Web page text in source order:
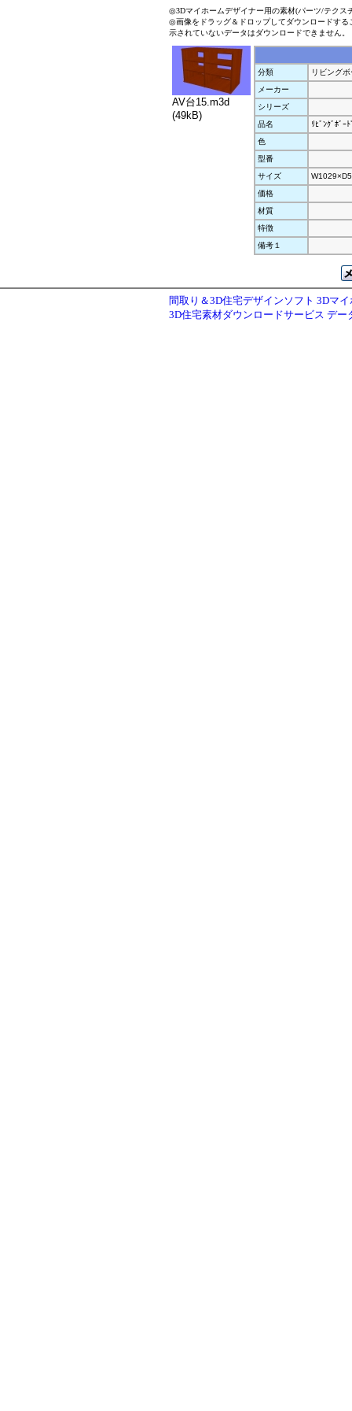
◎3Dマイホームデザイナー用の素材(パーツ/テクス
◎画像をドラッグ＆ドロップしてダウンロードす
示されていないデータはダウンロードできません。
AV台15.m3d
(49kB)
分類
リビング
メーカー
シリーズ
品名
ﾘﾋﾞﾝｸﾞﾎﾞｰﾄ
色
型番
サイズ
価格
材質
特徴
備考１
間取り＆3D住宅デザインソフト 3Dマ
3D住宅素材ダウンロードサービス デー